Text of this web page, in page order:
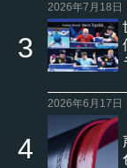
2026年7月18日
2026年6月17日